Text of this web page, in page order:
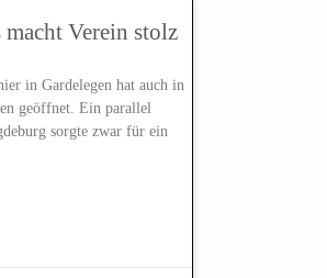
Verein stolz
in Gardelegen hat auch in
geöffnet. Ein parallel
sorgte zwar für ein